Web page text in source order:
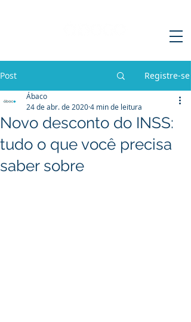
Post Registre-se
Novo desconto do INSS:
tudo o que você precisa
saber sobre
Ábaco
24 de abr. de 20204 min de leitura